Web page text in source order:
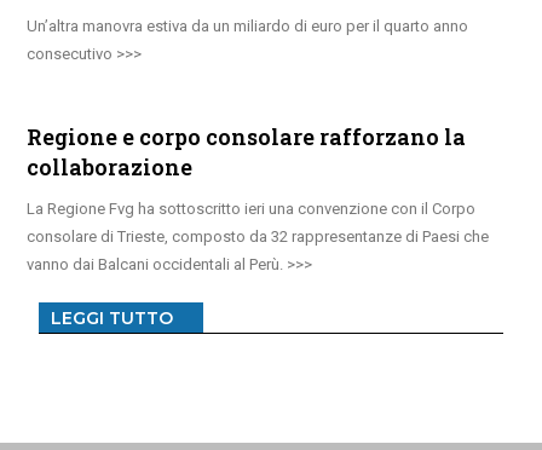
Un’altra manovra estiva da un miliardo di euro per il quarto anno
consecutivo
Regione e corpo consolare rafforzano la
collaborazione
La Regione Fvg ha sottoscritto ieri una convenzione con il Corpo
consolare di Trieste, composto da 32 rappresentanze di Paesi che
vanno dai Balcani occidentali al Perù.
LEGGI TUTTO